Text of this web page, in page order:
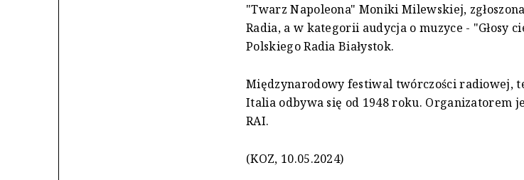
"Twarz Napoleona" Moniki Milewskiej,
Radia, a w kategorii audycja o muzyce - "Głosy
Polskiego Radia Białystok.
Międzynarodowy festiwal twórczości radiowej,
Italia odbywa się od 1948 roku. Organizatorem
RAI.
(KOZ, 10.05.2024)